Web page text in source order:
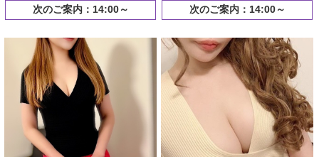
次のご案内：14:00～ 次のご案内：14:00～